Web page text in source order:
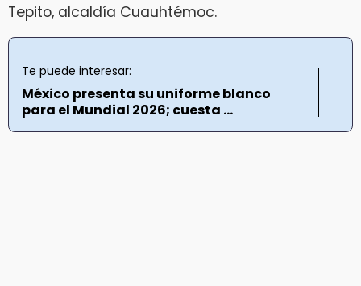
Tepito, alcaldía Cuauhtémoc.
Te puede interesar:
México presenta su uniforme blanco
para el Mundial 2026; cuesta ...